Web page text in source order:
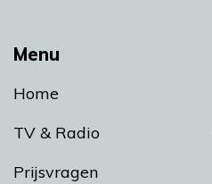
Menu
Home
TV & Radio
Prijsvragen